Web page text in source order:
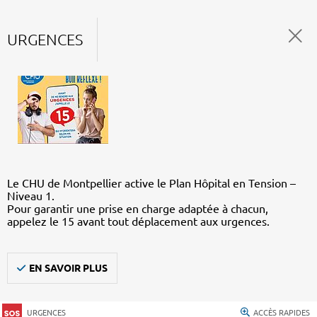
URGENCES
Le CHU de Montpellier active le Plan Hôpital en Tension –
Niveau 1.
Pour garantir une prise en charge adaptée à chacun,
appelez le 15 avant tout déplacement aux urgences.
EN SAVOIR PLUS
URGENCES ACCÈS RAPIDES